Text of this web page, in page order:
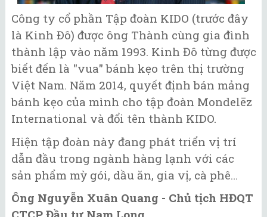
Công ty cổ phần Tập đoàn KIDO (trước đây
là Kinh Đô) được ông Thành cùng gia đình
thành lập vào năm 1993. Kinh Đô từng được
biết đến là "vua" bánh kẹo trên thị trường
Việt Nam. Năm 2014, quyết định bán mảng
bánh kẹo của mình cho tập đoàn Mondelēz
International và đổi tên thành KIDO.
Hiện tập đoàn này đang phát triển vị trí
dẫn đầu trong ngành hàng lạnh với các
sản phẩm mỳ gói, dầu ăn, gia vị, cà phê…
Ông Nguyễn Xuân Quang - Chủ tịch HĐQT